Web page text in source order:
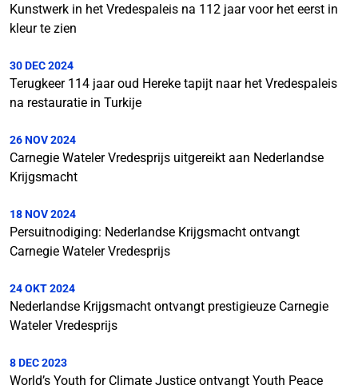
Kunstwerk in het Vredespaleis na 112 jaar voor het eerst in
kleur te zien
30 DEC 2024
Terugkeer 114 jaar oud Hereke tapijt naar het Vredespaleis
na restauratie in Turkije
26 NOV 2024
Carnegie Wateler Vredesprijs uitgereikt aan Nederlandse
Krijgsmacht
18 NOV 2024
Persuitnodiging: Nederlandse Krijgsmacht ontvangt
Carnegie Wateler Vredesprijs
24 OKT 2024
Nederlandse Krijgsmacht ontvangt prestigieuze Carnegie
Wateler Vredesprijs
8 DEC 2023
World’s Youth for Climate Justice ontvangt Youth Peace